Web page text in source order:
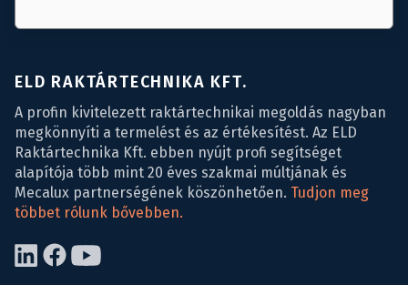
ELD RAKTÁRTECHNIKA KFT.
A profin kivitelezett raktártechnikai megoldás nagyban
megkönnyíti a termelést és az értékesítést. Az ELD
Raktártechnika Kft. ebben nyújt profi segítséget
alapítója több mint 20 éves szakmai múltjának és
Mecalux partnerségének köszönhetően. Tudjon meg
többet rólunk bővebben.